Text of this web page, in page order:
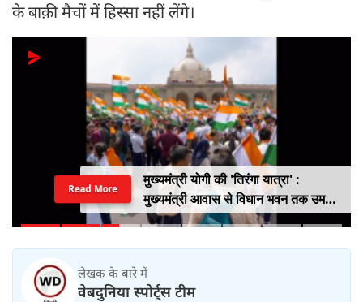
के बाक़ी मैचों में हिस्सा नहीं लेंगे।
मुख्यमंत्री योगी की 'तिरंगा यात्रा' :
मुख्यमंत्री आवास से विधान भवन तक उमड़ा
युवाओं का सैलाब
Read More
लेखक के बारे में
वेबदुनिया स्पोर्ट्स टीम